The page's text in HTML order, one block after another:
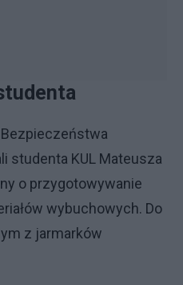
studenta KUL Mateusza
o przygotowywanie
wybuchowych. Do
z jarmarków